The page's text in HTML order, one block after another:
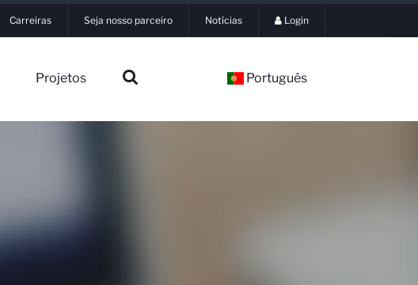
Carreiras Seja nosso parceiro Notícias Login
Projetos Português